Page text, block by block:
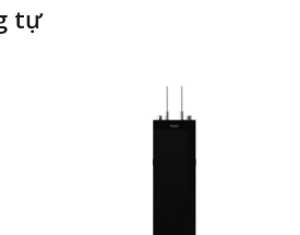
tự